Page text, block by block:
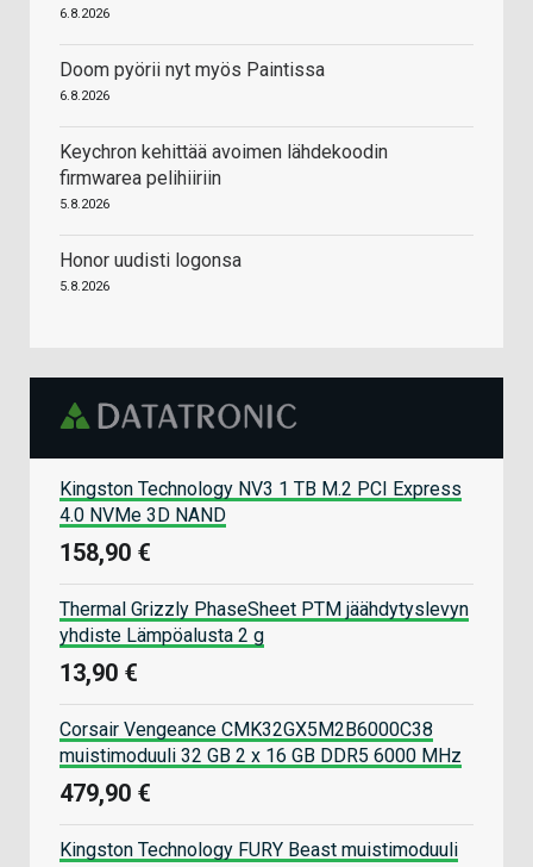
6.8.2026
Doom pyörii nyt myös Paintissa
6.8.2026
Keychron kehittää avoimen lähdekoodin
firmwarea pelihiiriin
5.8.2026
Honor uudisti logonsa
5.8.2026
Kingston Technology NV3 1 TB M.2 PCI Express
4.0 NVMe 3D NAND
158,90 €
Thermal Grizzly PhaseSheet PTM jäähdytyslevyn
yhdiste Lämpöalusta 2 g
13,90 €
Corsair Vengeance CMK32GX5M2B6000C38
muistimoduuli 32 GB 2 x 16 GB DDR5 6000 MHz
479,90 €
Kingston Technology FURY Beast muistimoduuli